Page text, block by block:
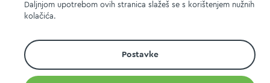
Daljnjom upotrebom ovih stranica slažeš se s korištenjem nužnih
kolačića.
Postavke